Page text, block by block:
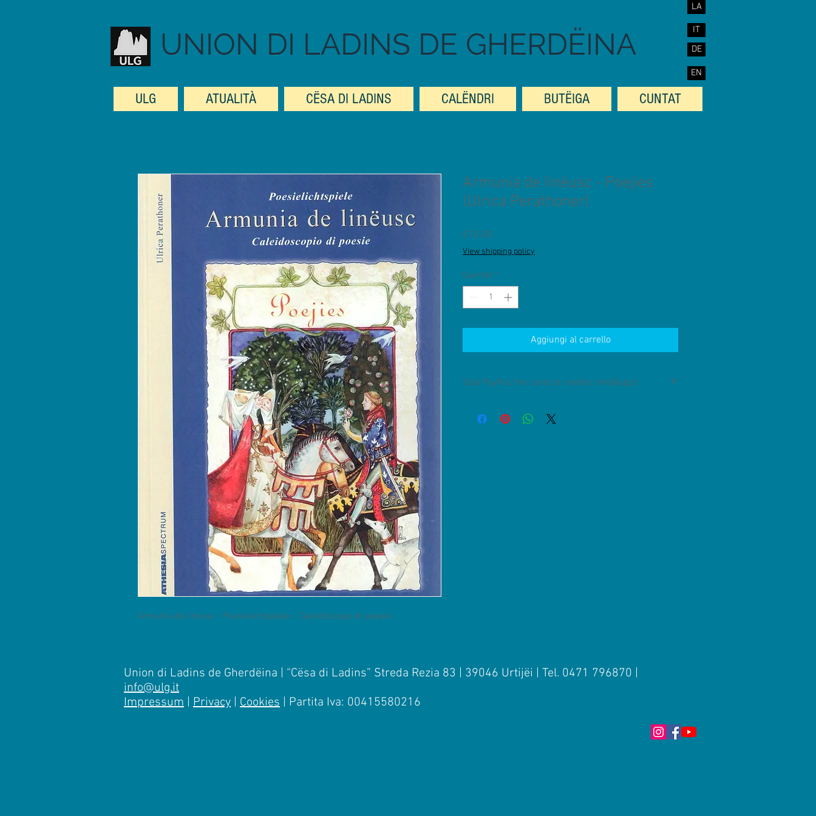
UNION DI LADINS DE GHERDËINA
LA
IT
DE
EN
Armunia de linëusc - Poesielichtspiele - Caleidoscopio di poesie
Armunia de linëusc - Poejies
(Ulrica Perathoner)
€10.00
View shipping policy
Quantità *
Aggiungi al carrello
Solo PayPal. Per carte di credito: info@ulg.it
ULG ATUALITÀ CËSA DI LADINS CALËNDRI BUTËIGA CUNTAT
Union di Ladins de Gherdëina | “Cësa di Ladins” Streda Rezia 83 | 39046 Urtijëi | Tel. 0471 796870 |
info@ulg.it
Impressum | Privacy | Cookies | Partita Iva: 00415580216